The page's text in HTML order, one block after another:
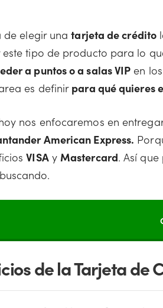
de elegir unatarjeta de crédito
tipo de producto para lo
a puntos o a salas VIP en
es definirpara qué quieres
nos enfocaremos en
American Express.
VISAy Mastercard. Así
de la Tarjeta de